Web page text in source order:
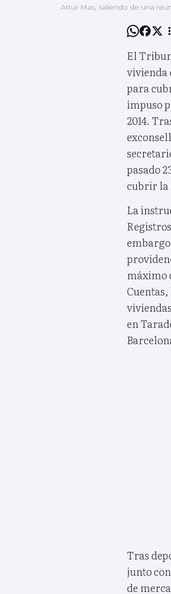
Artur Mas, saliendo de una
El
vivienda
para
impuso
2014.
pasado
cubrir la
La
máximo
en
Tras
junto
de